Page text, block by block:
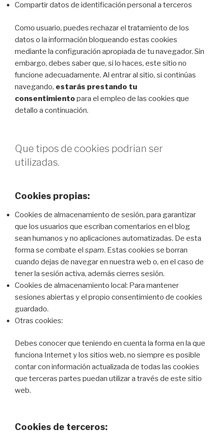
Compartir datos de identificación personal a terceros
Como usuario, puedes rechazar el tratamiento de los
datos o la información bloqueando estas cookies
mediante la configuración apropiada de tu navegador. Sin
embargo, debes saber que, si lo haces, este sitio no
funcione adecuadamente. Al entrar al sitio, si continúas
navegando, estarás prestando tu
consentimiento para el empleo de las cookies que
detallo a continuación.
Que tipos de cookies podrian ser
utilizadas.
Cookies propias:
Cookies de almacenamiento de sesión, para garantizar
que los usuarios que escriban comentarios en el blog
sean humanos y no aplicaciones automatizadas. De esta
forma se combate el spam. Estas cookies se borran
cuando dejas de navegar en nuestra web o, en el caso de
tener la sesión activa, además cierres sesión.
Cookies de almacenamiento local: Para mantener
sesiones abiertas y el propio consentimiento de cookies
guardado.
Otras cookies:
Debes conocer que teniendo en cuenta la forma en la que
funciona Internet y los sitios web, no siempre es posible
contar con información actualizada de todas las cookies
que terceras partes puedan utilizar a través de este sitio
web.
Cookies de terceros: